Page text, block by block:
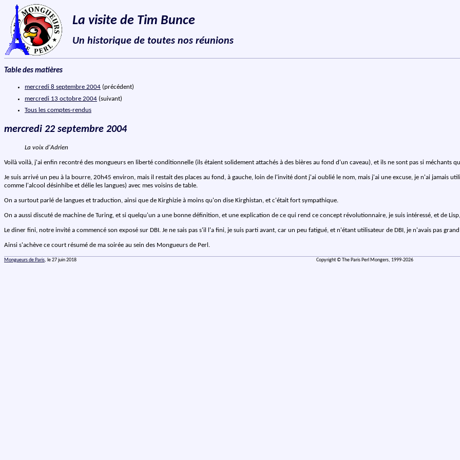
La visite de Tim Bunce
Un historique de toutes nos réunions
Table des matières
mercredi 8 septembre 2004 (précédent)
mercredi 13 octobre 2004 (suivant)
Tous les comptes-rendus
mercredi 22 septembre 2004
La voix d'Adrien
Voilà voilà, j'ai enfin recontré des mongueurs en liberté conditionnelle (ils étaient solidement attachés à des bières au fond d'un caveau), et ils ne sont pas si méchants
Je suis arrivé un peu à la bourre, 20h45 environ, mais il restait des places au fond, à gauche, loin de l'invité dont j'ai oublié le nom, mais j'ai une excuse, je n'ai jamais
comme l'alcool désinhibe et délie les langues) avec mes voisins de table.
On a surtout parlé de langues et traduction, ainsi que de Kirghizie à moins qu'on dise Kirghistan, et c'était fort sympathique.
On a aussi discuté de machine de Turing, et si quelqu'un a une bonne définition, et une explication de ce qui rend ce concept révolutionnaire, je suis intéressé, et de
Le diner fini, notre invité a commencé son exposé sur DBI. Je ne sais pas s'il l'a fini, je suis parti avant, car un peu fatigué, et n'étant utilisateur de DBI, je n'avais pas
Ainsi s'achève ce court résumé de ma soirée au sein des Mongueurs de Perl.
Mongueurs de Paris, le 27 juin 2018 Copyright © The Paris Perl Mongers, 1999-2026